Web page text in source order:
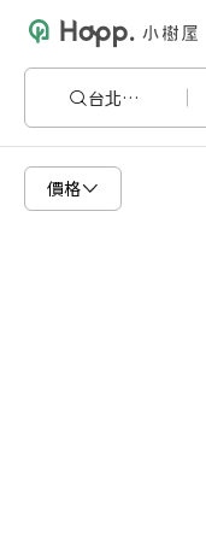
台北市大安
價格
請嘗試變更或清除某些